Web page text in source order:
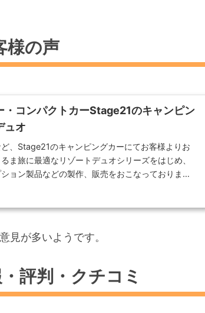
様の声
・コンパクトカーStage21のキャンピン
ュオ
、Stage21のキャンピングカーにてお客様よりお
ま旅に最適なリゾートデュオシリーズをはじめ、
ョン製品などの製作、販売をおこなっておりま
見が多いようです。
評判・クチコミ